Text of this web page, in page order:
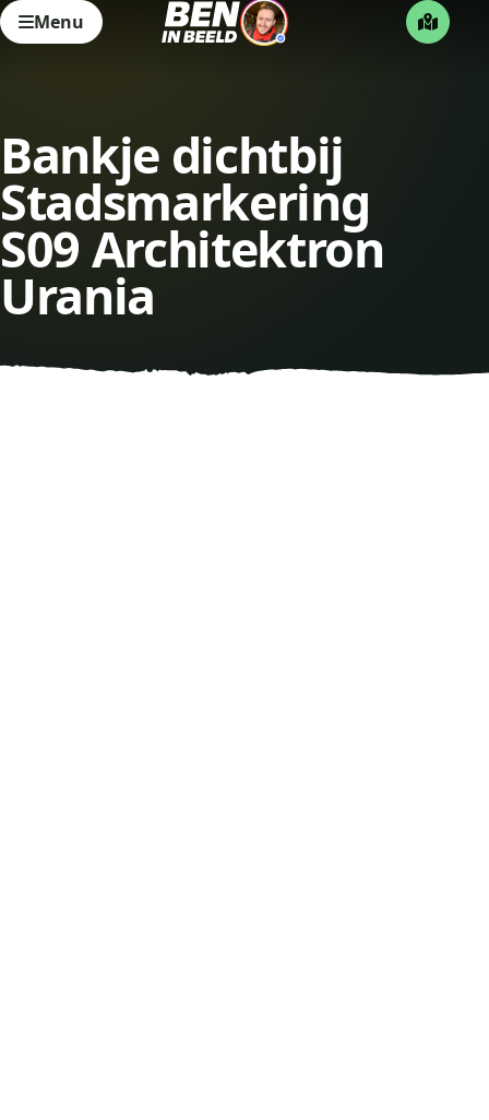
Menu
Bankje dichtbij
Stadsmarkering
S09 Architektron
Urania